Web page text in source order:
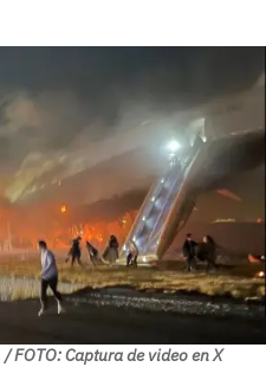
/ FOTO: Captura de video en X